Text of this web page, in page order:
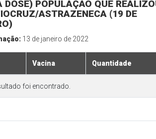
DOSE) POPULAÇÃO QUE
ASTRAZENECA (19 DE
13 de janeiro de 2022
Vacina Quantidade
foi encontrado.